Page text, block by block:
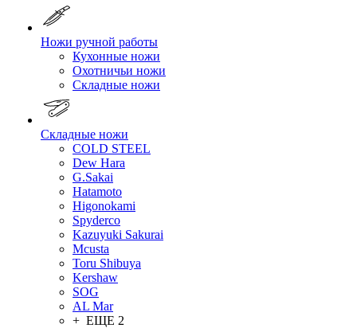
Ножи ручной работы
Кухонные ножи
Охотничьи ножи
Складные ножи
Складные ножи
COLD STEEL
Dew Hara
G.Sakai
Hatamoto
Higonokami
Spyderco
Kazuyuki Sakurai
Mcusta
Toru Shibuya
Kershaw
SOG
AL Mar
+ ЕЩЕ 2